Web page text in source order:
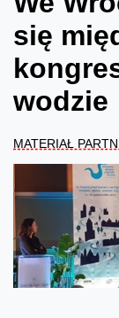
się
wodzie
MATERIAŁ